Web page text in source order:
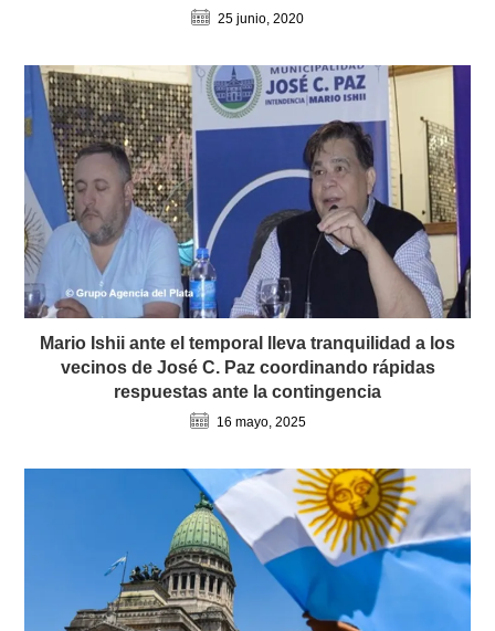
25 junio, 2020
Mario Ishii ante el temporal lleva tranquilidad a los
vecinos de José C. Paz coordinando rápidas
respuestas ante la contingencia
16 mayo, 2025